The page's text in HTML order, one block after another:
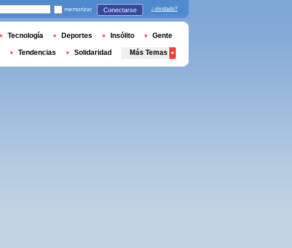
memorizar Conectarse ¿olvidado?
Tecnología Deportes Insólito Gente
Tendencias Solidaridad Más Temas